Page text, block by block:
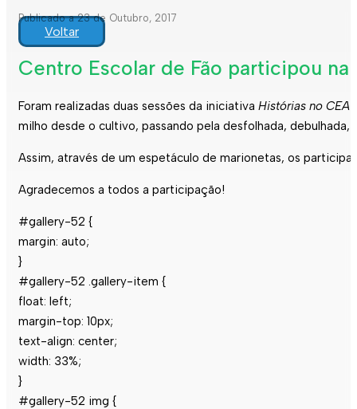
Publicado a 23 de Outubro, 2017
Voltar
Centro Escolar de Fão participou
Foram realizadas duas sessões da iniciativa Histórias no CEA
milho desde o cultivo, passando pela desfolhada,
Assim, através de um espetáculo de marionetas, os
Agradecemos a todos a participação!
#gallery-52 {
margin: auto;
}
#gallery-52 .gallery-item {
float: left;
margin-top: 10px;
text-align: center;
width: 33%;
}
#gallery-52 img {